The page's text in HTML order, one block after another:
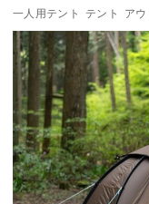
一人用テント テント アウ